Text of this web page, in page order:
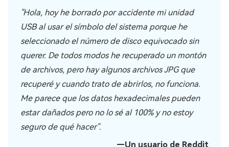
"Hola, hoy he borrado por accidente mi unidad
USB al usar el símbolo del sistema porque he
seleccionado el número de disco equivocado sin
querer. De todos modos he recuperado un montón
de archivos, pero hay algunos archivos JPG que
recuperé y cuando trato de abrirlos, no funciona.
Me parece que los datos hexadecimales pueden
estar dañados pero no lo sé al 100% y no estoy
seguro de qué hacer".
—Un usuario de Reddit